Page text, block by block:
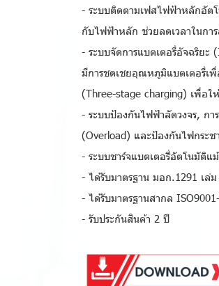
- ระบบติดตามเฟสไฟฟ้าหลักอัต
กับไฟฟ้าหลัก ช่วยลดเวลาในกา
- ระบบจัดการแบตเตอรี่อัจฉริย
มีการชดเชยอุณหภูมิแบตเตอรี่เ
(Three-stage charging) เพื่อใ
- ระบบป้องกันไฟฟ้าลัดวงจร, กา
(Overload) และป้องกันไฟกระช
- ระบบชาร์จแบตเตอรี่อัตโนมัติ
- ได้รับมาตรฐาน มอก.1291 เล่
- ได้รับมาตรฐานสากล
- รับประกันสินค้า 2 ปี